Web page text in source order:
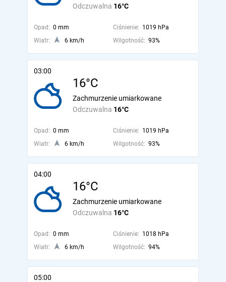
Odczuwalna 16°C
Opad: 0 mm Ciśnienie: 1019 hPa
Wiatr:
6 km/h Wilgotność: 93%
03:00
16°C
Odczuwalna 16°C
Zachmurzenie umiarkowane
Opad: 0 mm Ciśnienie: 1019 hPa
Wiatr:
6 km/h Wilgotność: 93%
04:00
16°C
Odczuwalna 16°C
Zachmurzenie umiarkowane
Opad: 0 mm Ciśnienie: 1018 hPa
Wiatr:
6 km/h Wilgotność: 94%
05:00